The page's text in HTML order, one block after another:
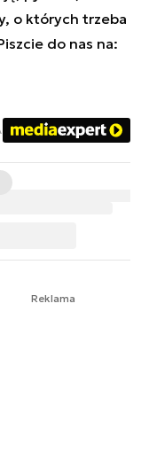
o których trzeba
do nas na:
Reklama